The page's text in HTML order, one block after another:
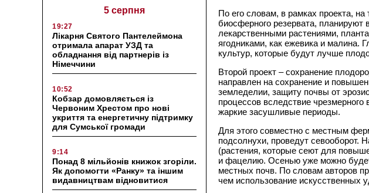
5 серпня
19:27
Лікарня Святого Пантелеймона
отримала апарат УЗД та
обладнання від партнерів із
Німеччини
10:52
Кобзар домовляється із
Червоним Хрестом про нові
укриття та енергетичну підтримку
для Сумської громади
9:14
Понад 8 мільйонів книжок згоріли.
Як допомогти «Ранку» та іншим
видавництвам відновитися
По его словам, в рамках проекта, на
биосферного резервата, планируют
лекарственными растениями,
ягодниками, как ежевика и малина.
культур, которые будут лучше
Второй проект – сохранение
направлен на сохранение и
земледелии, защиту почвы от
процессов вследствие
жаркие засушливые периоды.
Для этого совместно с местным
подсолнухи, проведут севооборот.
(растения, которые сеют для
и фацелию. Осенью уже можно
местных почв. По словам авторов
чем использование искусственных